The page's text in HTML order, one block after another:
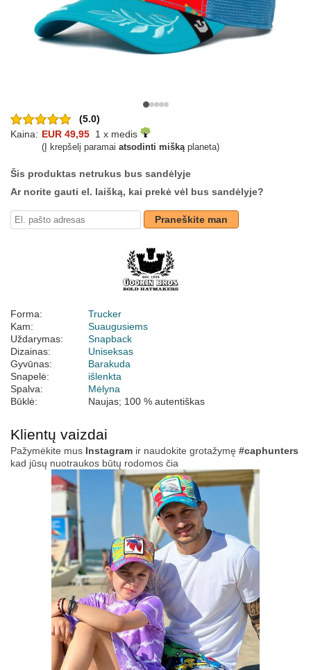
(5.0)
Kaina: EUR 49,95 1 x medis
(Į krepšelį paramai atsodinti miškąplaneta)
Šis produktas netrukus bus sandėlyje
Ar norite gauti el. laišką, kai prekė vėl bus sandėlyje?
Praneškite man
Forma:
Trucker
Kam:
Suaugusiems
Uždarymas:
Snapback
Dizainas:
Uniseksas
Gyvūnas:
Barakuda
Snapelė:
išlenkta
Spalva:
Mėlyna
Būklė:
Naujas; 100 % autentiškas
Klientų vaizdai
Pažymėkite mus Instagram ir naudokite grotažymę #caphunters
kad jūsų nuotraukos būtų rodomos čia